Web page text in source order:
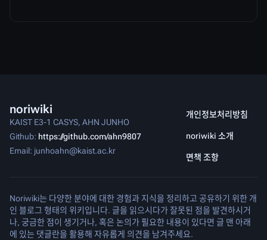
noriwiki
KAIST E3-1 CASYS, AHN JUNHO
Github: https://github.com/ahn9807
Email: junhoahn@kaist.ac.kr
개인정보처리방침
noriwiki 소개
면책 조항
Noriwiki는 다양한 분야에 대한 경험과 지식을 정리하고 공유하기 위한 개
인 블로그 형태의 위키입니다. 글을 읽으시다가 잘못된 점을 발견하시거
나, 궁금한 점이 생기거나, 혹은 논의가 필요한 내용이 있다면 글 맨 아래
에 있는 댓글란을 활용해 자유롭게 의견을 남겨주세요.